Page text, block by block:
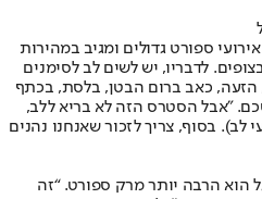
ספורט גדולים ומגיב במהירות
לדבריו, יש לשים לב לסימנים
כאב ברום הבטן, בלסת, בכתף
"אבל הסטרס הזה לא בריא ללב,
לב). בסוף, צריך לזכור שאנחנו נהנים
הוא הרבה יותר מרק ספורט. “זה